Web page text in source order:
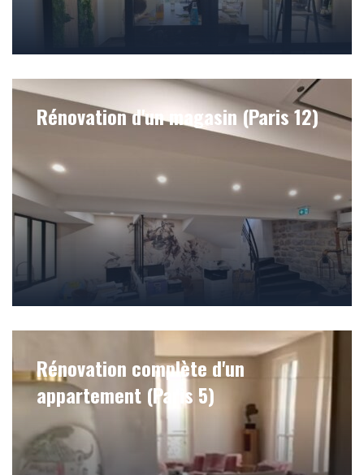
Rénovation d'un magasin (Paris 12)
Rénovation complète d'un
appartement (Paris 5)